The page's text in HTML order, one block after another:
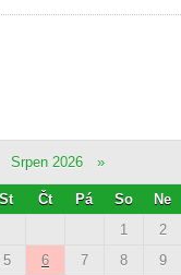
Srpen 2026 »
St Čt Pá So
Ne
1
2
5 6 7 8
9